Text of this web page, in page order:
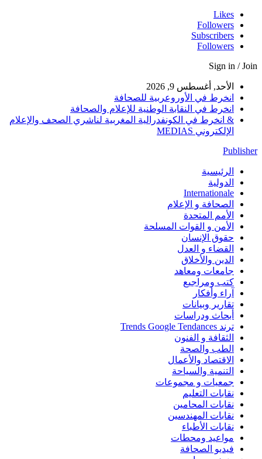
Likes
Followers
Subscribers
Followers
Sign in / Join
الأحد, أغسطس 9, 2026
انخرط في الأوروعربية للصحافة
انخرط في النقابة الوطنية للإعلام والصحافة
& انخرط في الكونفدرالية المغربية لناشري الصحف والإعلام
الإلكتروني MEDIAS
Publisher
الرئيسية
الدولية
Internationale
الصحافة و الإعلام
الأمم المتحدة
الأمن و القوات المسلحة
حقوق الإنسان
القضاء و العدل
الدين والأخلاق
جامعات ومعاهد
كتب ومراجيع
آراء وأفكار
تقارير وبيانات
أبحاث ودراسات
ترند Trends Google Tendances
الثقافة و الفنون
الطب والصحة
الاقتصاد والأعمال
التنمية والسياحة
جمعيات و مجموعات
نقابات التعليم
نقابات المحامين
نقابات المهندسين
نقابات الأطباء
مواعيد ومحطات
فيديو الصحافة